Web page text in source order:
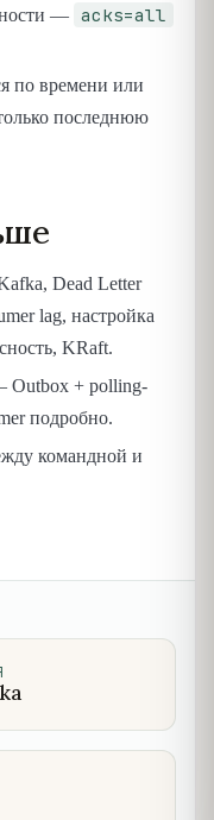
— acks=all
по времени или
последнюю
Dead Letter
lag, настройка
KRaft.
Outbox + polling-
подробно.
командной и